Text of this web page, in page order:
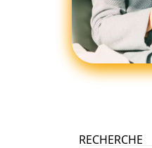
RECHERCHE